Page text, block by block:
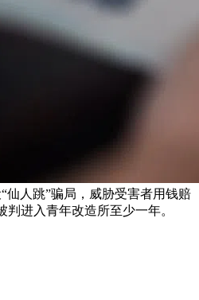
仙人跳”骗局，威胁受害者用钱赔
进入青年改造所至少一年。